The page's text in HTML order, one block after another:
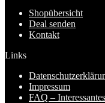
Shopübersicht
Deal senden
Kontakt
Links
Impressum
FAQ –